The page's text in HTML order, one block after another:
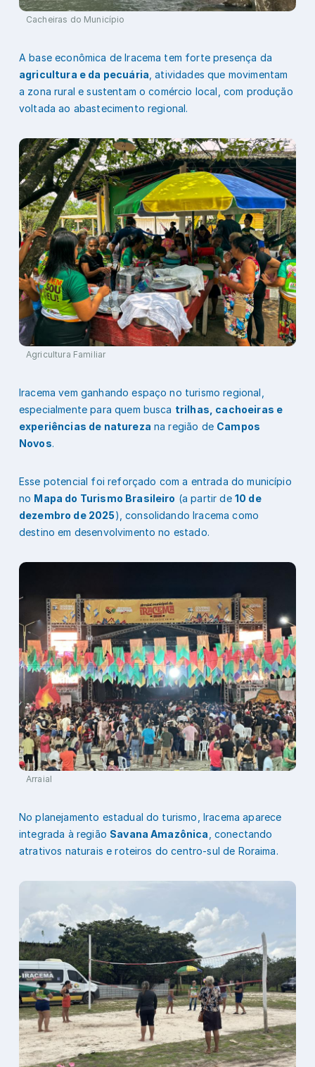
Cacheiras do Município
A base econômica de Iracema tem forte presença da
agricultura e da pecuária , atividades que movimentam
a zona rural e sustentam o comércio local, com produção
voltada ao abastecimento regional.
Agricultura Familiar
Iracema vem ganhando espaço no turismo regional,
especialmente para quem busca trilhas, cachoeiras e
experiências de natureza na região de Campos
Novos.
Esse potencial foi reforçado com a entrada do município
no Mapa do Turismo Brasileiro (a partir de 10 de
dezembro de 2025), consolidando Iracema como
destino em desenvolvimento no estado.
Arraial
No planejamento estadual do turismo, Iracema aparece
integrada à região Savana Amazônica , conectando
atrativos naturais e roteiros do centro-sul de Roraima.